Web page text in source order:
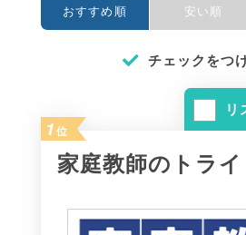
おすすめ順 安い順
チェックをつ
リ
1 位
家庭教師のトライ